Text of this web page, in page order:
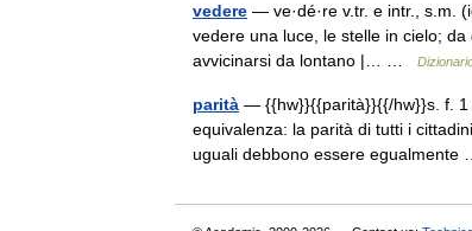
vedere — ve·dé·re v.tr. e intr., s.m.
vedere una luce, le stelle in cielo;
avvicinarsi da lontano |… …
parità — {{hw}}{{parità}}{{/hw}}s. f. 1
equivalenza: la parità di tutti i
uguali debbono essere